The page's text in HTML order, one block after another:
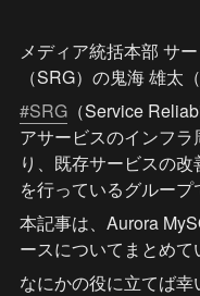
メディア統括本部 サ
（SRG）の鬼海 雄太
#SRG （Service
アサービスのインフ
り、既存サービスの
を行っているグループ
本記事は、Aurora
ースについてまとめて
なにかの役に立てば幸